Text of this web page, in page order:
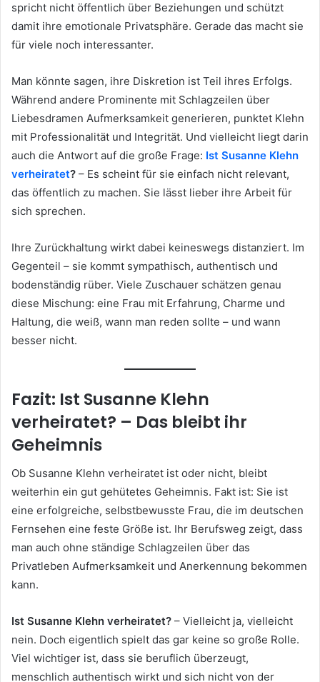
spricht nicht öffentlich über Beziehungen und schützt
damit ihre emotionale Privatsphäre. Gerade das macht sie
für viele noch interessanter.
Man könnte sagen, ihre Diskretion ist Teil ihres Erfolgs.
Während andere Prominente mit Schlagzeilen über
Liebesdramen Aufmerksamkeit generieren, punktet Klehn
mit Professionalität und Integrität. Und vielleicht liegt darin
auch die Antwort auf die große Frage: Ist Susanne Klehn
verheiratet? – Es scheint für sie einfach nicht relevant,
das öffentlich zu machen. Sie lässt lieber ihre Arbeit für
sich sprechen.
Ihre Zurückhaltung wirkt dabei keineswegs distanziert. Im
Gegenteil – sie kommt sympathisch, authentisch und
bodenständig rüber. Viele Zuschauer schätzen genau
diese Mischung: eine Frau mit Erfahrung, Charme und
Haltung, die weiß, wann man reden sollte – und wann
besser nicht.
Fazit: Ist Susanne Klehn
verheiratet? – Das bleibt ihr
Geheimnis
Ob Susanne Klehn verheiratet ist oder nicht, bleibt
weiterhin ein gut gehütetes Geheimnis. Fakt ist: Sie ist
eine erfolgreiche, selbstbewusste Frau, die im deutschen
Fernsehen eine feste Größe ist. Ihr Berufsweg zeigt, dass
man auch ohne ständige Schlagzeilen über das
Privatleben Aufmerksamkeit und Anerkennung bekommen
kann.
Ist Susanne Klehn verheiratet? – Vielleicht ja, vielleicht
nein. Doch eigentlich spielt das gar keine so große Rolle.
Viel wichtiger ist, dass sie beruflich überzeugt,
menschlich authentisch wirkt und sich nicht von der